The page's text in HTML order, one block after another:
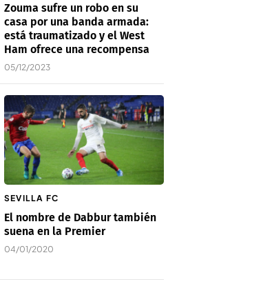
Zouma sufre un robo en su
casa por una banda armada:
está traumatizado y el West
Ham ofrece una recompensa
05/12/2023
SEVILLA FC
El nombre de Dabbur también
suena en la Premier
04/01/2020